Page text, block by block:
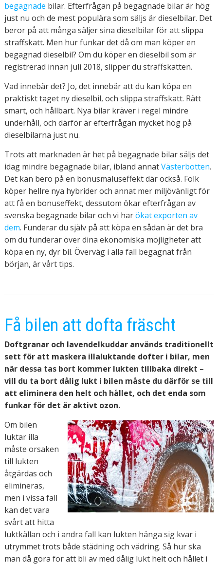
begagnade bilar. Efterfrågan på begagnade bilar är hög
just nu och de mest populära som säljs är dieselbilar. Det
beror på att många säljer sina dieselbilar för att slippa
straffskatt. Men hur funkar det då om man köper en
begagnad dieselbil? Om du köper en dieselbil som är
registrerad innan juli 2018, slipper du straffskatten.
Vad innebär det? Jo, det innebär att du kan köpa en
praktiskt taget ny dieselbil, och slippa straffskatt. Rätt
smart, och hållbart. Nya bilar kräver i regel mindre
underhåll, och därför är efterfrågan mycket hög på
dieselbilarna just nu.
Trots att marknaden är het på begagnade bilar säljs det
idag mindre begagnade bilar, ibland annatVästerbotten.
Det kan bero på en bonusmaluseffekt där också. Folk
köper hellre nya hybrider och annat mer miljövänligt för
att få en bonuseffekt, dessutom ökar efterfrågan av
svenska begagnade bilar och vi harökat exporten av
dem. Funderar du själv på att köpa en sådan är det bra
om du funderar över dina ekonomiska möjligheter att
köpa en ny, dyr bil. Överväg i alla fall begagnat från
början, är vårt tips.
Få bilen att dofta fräscht
Doftgranar och lavendelkuddar används traditionellt
sett för att maskera illaluktande dofter i bilar, men
när dessa tas bort kommer lukten tillbaka direkt –
vill du ta bort dålig lukt i bilen måste du därför se till
att eliminera den helt och hållet, och det enda som
funkar för det är aktivt ozon.
Om bilen
luktar illa
måste orsaken
till lukten
åtgärdas och
elimineras,
men i vissa fall
kan det vara
svårt att hitta
luktkällan och i andra fall kan lukten hänga sig kvar i
utrymmet trots både städning och vädring. Så hur ska
man då göra för att bli av med dålig lukt helt och hållet i